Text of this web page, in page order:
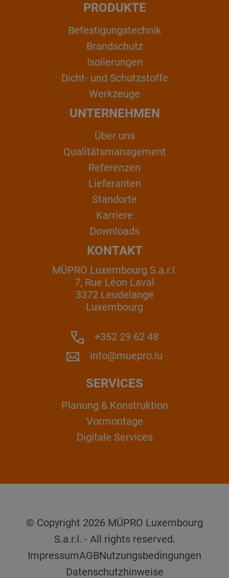
PRODUKTE
Befestigungstechnik
Brandschutz
Isolierungen
Dicht- und Schutzstoffe
Werkzeuge
UNTERNEHMEN
Über uns
Qualitätsmanagement
Referenzen
Lieferanten
Standorte
Karriere
Downloads
KONTAKT
MÜPRO Luxembourg S.a.r.l.
7, Rue Léon Laval
3372 Leudelange
Luxembourg
+352 29 62 48
info@muepro.lu
SERVICES
Planung & Konstruktion
Vormontage
Digitale Services
© Copyright 2026 MÜPRO Luxembourg
S.a.r.l. - All rights reserved.
ImpressumAGBNutzungsbedingungen
Datenschutzhinweise